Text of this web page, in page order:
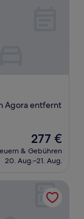
Agora entfernt
Der
Preis
beträgt
277 €
& Gebühren
20. Aug.–21. Aug.